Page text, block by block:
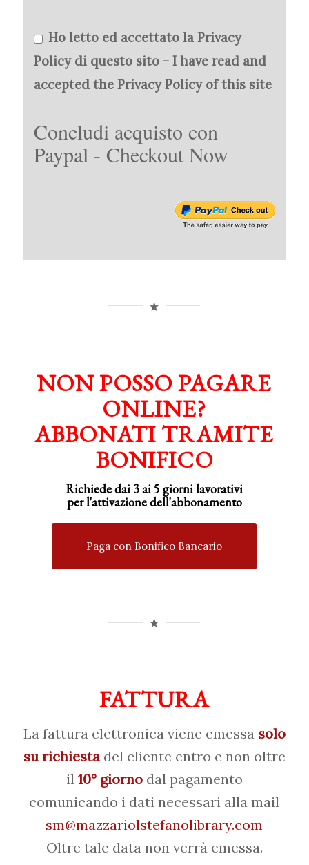
Ho letto ed accettato la Privacy
Policy di questo sito - I have read and
accepted the Privacy Policy of this site
Concludi acquisto con
Paypal - Checkout Now
NON POSSO PAGARE
ONLINE?
ABBONATI TRAMITE
BONIFICO
Richiede dai 3 ai 5 giorni lavorativi
perl'attivazionedell'abbonamento
Paga con Bonifico Bancario
FATTURA
La fattura elettronica viene emessasolo
su richiestadel cliente entro e non oltre
il 10° giornodal pagamento
comunicando i dati necessari alla mail
sm@mazzariolstefanolibrary.com
Oltre tale data non verrà emessa.